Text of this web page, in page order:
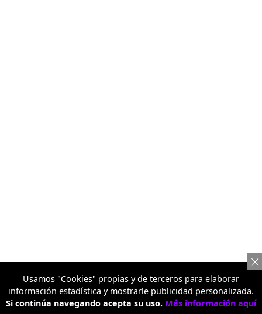
Usamos "Cookies" propias y de terceros para elaborar
información estadística y mostrarle publicidad personalizada.
Si continúa navegando acepta su uso. Más información aquí